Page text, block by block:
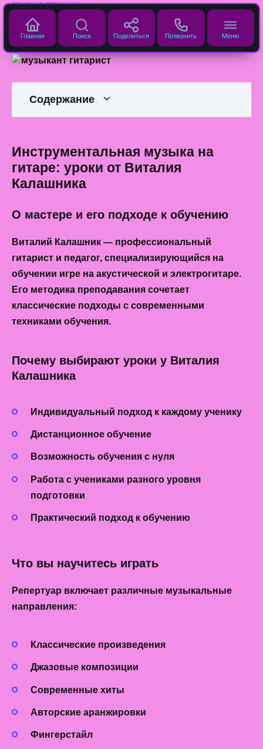
Перейти
содержанию
ГЛАВНАЯ СТРАНИЦА
Гитарист инструменталист
ГИТАРИСТ ВИТАЛИЙ КАЛАШНИК
Содержание
Инструментальная музыка на
гитаре: уроки от Виталия
Калашника
О мастере и его подходе к обучению
Виталий Калашник — профессиональный
гитарист и педагог, специализирующийся на
обучении игре на акустической и электрогитаре.
Его методика преподавания сочетает
классические подходы с современными
техниками обучения.
Почему выбирают уроки у Виталия
Калашника
Индивидуальный подход к каждому ученику
Дистанционное обучение
Возможность обучения с нуля
Работа с учениками разного уровня
подготовки
Практический подход к обучению
Что вы научитесь играть
Репертуар включает различные музыкальные
направления:
Классические произведения
Джазовые композиции
Современные хиты
Авторские аранжировки
Фингерстайл
Главная Поиск Поделиться Позвонить Меню